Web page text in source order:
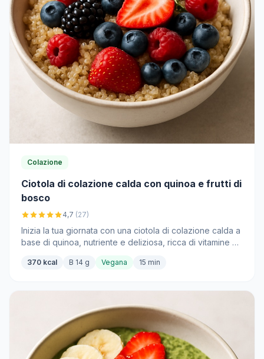
Colazione
Ciotola di colazione calda con quinoa e frutti di
bosco
4,7 (27)
Inizia la tua giornata con una ciotola di colazione calda a
base di quinoa, nutriente e deliziosa, ricca di vitamine e
370 kcal B 14 g Vegana 15 min